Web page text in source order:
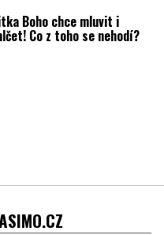
Boho chce mluvit i
Co z toho se nehodí?